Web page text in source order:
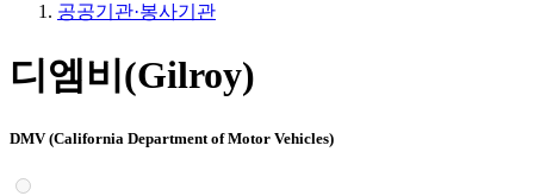
공공기관·봉사기관
디엠비(Gilroy)
DMV (California Department of Motor Vehicles)